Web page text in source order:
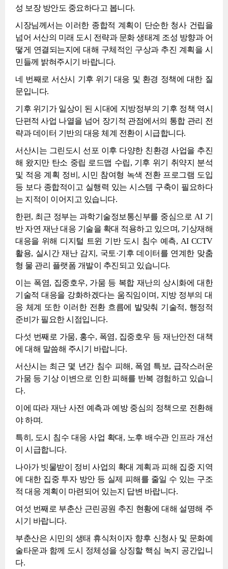
성 보장 방안도 중요하다고 봅니다.
시장님께서는 이러한 종합적 계획이 단순한 청사 건립을
넘어 서산의 미래 도시 전략과 문화 생태계 조성 방향과 어
떻게 연결되는지에 대해 구체적인 구상과 추진 계획을 시
민들께 밝혀주시기 바랍니다.
네 번째로 서산시 기후 위기 대응 및 환경 정책에 대한 질
문입니다.
기후 위기가 일상이 된 시대에 지방정부의 기후 정책 역시
단편적 사업 나열을 넘어 장기적 관점에서의 통합 관리 전
략과 데이터 기반의 대응 체계 전환이 시급합니다.
서산시는 그린도시 선포 이후 다양한 친환경 사업을 추진
해 왔지만 탄소 중립 로드맵 수립, 기후 위기 취약지 분석
및 적응 계획 정비, 시민 참여형 녹색 전환 프로그램 도입
등 보다 종합적이고 실행력 있는 시스템 구축이 필요하다
는 지적이 이어지고 있습니다.
한편, 최근 정부는 과학기술정보통신부를 중심으로 AI 기
반 자연 재난 대응 기술을 확대 적용하고 있으며, 기상재해
대응을 위해 디지털 트윈 기반 도시 침수 예측, AI CCTV
활용, 실시간 재난 감지, 국토·기후 데이터를 연계한 맞춤
형 물 관리 플랫폼 개발이 추진되고 있습니다.
이는 폭염, 집중호우, 가뭄 등 복합 재난의 상시화에 대한
기술적 대응을 강화하겠다는 움직임이며, 지방 정부의 대
응 체계 또한 이러한 전환 흐름에 발맞춰 기술적, 행정적
준비가 필요한 시점입니다.
다섯 번째로 가뭄, 홍수, 폭염, 집중호우 등 재난안전 대책
에 대해 말씀해 주시기 바랍니다.
서산시는 최근 몇 년간 침수 피해, 폭염 특보, 급작스러운
가뭄 등 기상 이변으로 인한 피해를 반복 경험하고 있습니
다.
이에 따라 재난 사전 예측과 예방 중심의 정책으로 전환해
야 하며.
특히, 도시 침수 대응 사업 확대, 노후 배수관 인프라 개선
이 시급합니다.
나아가 빗물받이 정비 사업의 확대 계획과 피해 집중 지역
에 대한 집중 투자 방안 등 실제 피해를 줄일 수 있는 구조
적 대응 계획이 마련되어 있는지 답변 바랍니다.
여섯 번째로 부춘산 근린공원 추진 현황에 대해 설명해 주
시기 바랍니다.
부춘산은 시민의 생태 휴식처이자 향후 신청사 및 문화예
술타운과 함께 도시 정체성을 상징할 핵심 녹지 공간입니
다.